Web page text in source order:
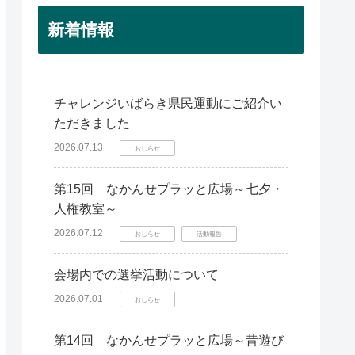
新着情報
チャレンジいばらき県民運動にご紹介い
ただきました
2026.07.13 おしらせ
第15回 なかんせプラッと広場～七夕・
人権教室～
2026.07.12 おしらせ 活動報告
会場内での選挙活動について
2026.07.01 おしらせ
第14回 なかんせプラッと広場～昔遊び